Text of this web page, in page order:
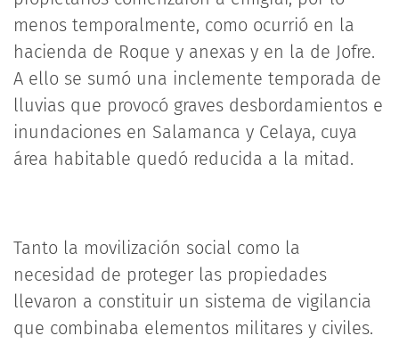
menos temporalmente, como ocurrió en la
hacienda de Roque y anexas y en la de Jofre.
A ello se sumó una inclemente temporada de
lluvias que provocó graves desbordamientos e
inundaciones en Salamanca y Celaya, cuya
área habitable quedó reducida a la mitad.
Tanto la movilización social como la
necesidad de proteger las propiedades
llevaron a constituir un sistema de vigilancia
que combinaba elementos militares y civiles.